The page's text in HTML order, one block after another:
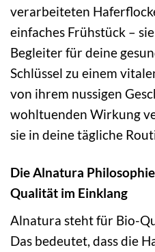
verarbeiteten
einfaches Frühstück –
Begleiter für deine
Schlüssel zu einem
von ihrem nussigen
wohltuenden Wirkung
sie in deine tägliche
Die Alnatura
Qualität im Einklang
Alnatura steht für Bio-
Das bedeutet, dass die